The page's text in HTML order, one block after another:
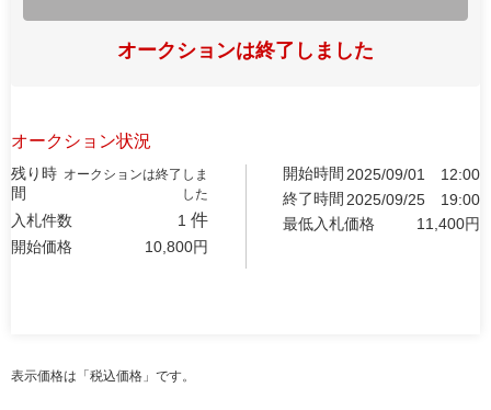
オークションは終了しました
オークション状況
残り時
間
オークションは終了しま
した
入札件数 1 件
開始価格 10,800円
開始時間 2025/09/01
12:00
終了時間 2025/09/25
19:00
最低入札価格
11,400円
表示価格は「税込価格」です。